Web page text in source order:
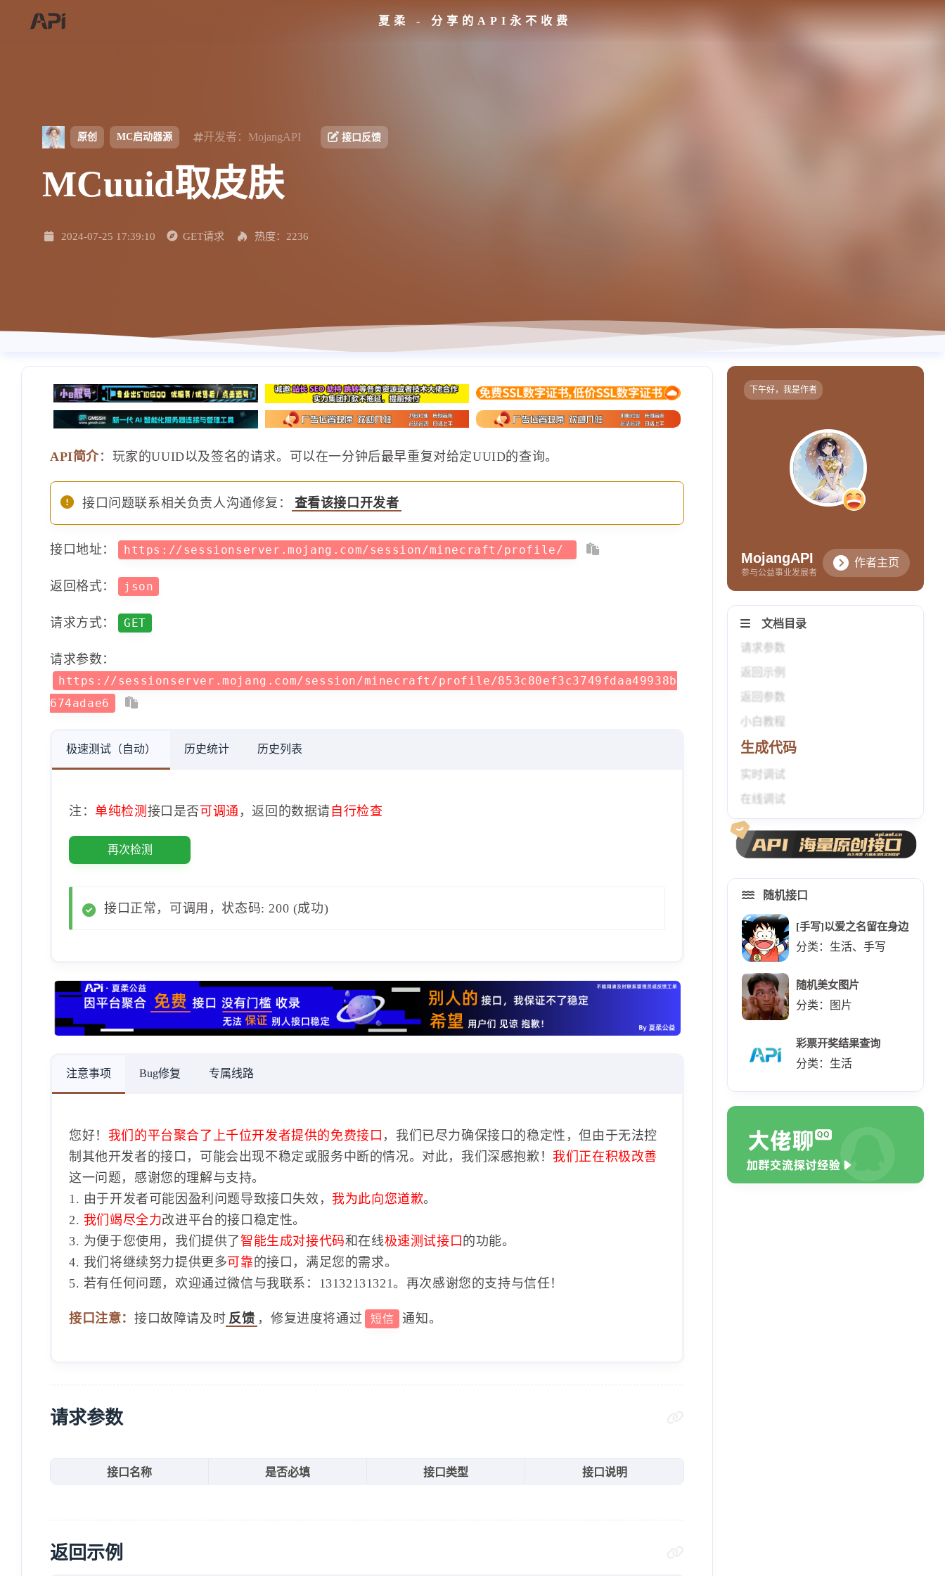
夏柔 - 分享的API永不收费
原创 MC启动器源 开发者：MojangAPI 接口反馈
MCuuid取皮肤
2024-07-25 17:39:10 GET请求 热度：2236
API简介：玩家的UUID以及签名的请求。可以在一分钟后最早重复对给定UUID的查询。
接口问题联系相关负责人沟通修复： 查看该接口开发者
接口地址： https://sessionserver.mojang.com/session/minecraft/profile/
返回格式： json
请求方式： GET
请求参数：
https://sessionserver.mojang.com/session/minecraft/profile/853c80ef3c3749fdaa49938b
674adae6
极速测试（自动） 历史统计 历史列表
注： 单纯检测 接口是否可调通 ，返回的数据请 自行检查
再次检测
接口正常，可调用，状态码: 200 (成功)
注意事项 Bug修复 专属线路
您好！ 我们的平台聚合了上千位开发者提供的免费接口 ，我们已尽力确保接口的稳定性，但由于无法控
制其他开发者的接口，可能会出现不稳定或服务中断的情况。对此，我们深感抱歉！ 我们正在积极改善
这一问题，感谢您的理解与支持。
1. 由于开发者可能因盈利问题导致接口失效， 我为此向您道歉。
2. 我们竭尽全力改进平台的接口稳定性。
3. 为便于您使用，我们提供了智能生成对接代码和在线极速测试接口 的功能。
4. 我们将继续努力提供更多可靠的接口，满足您的需求。
5. 若有任何问题，欢迎通过微信与我联系：13132131321。再次感谢您的支持与信任！
接口注意： 接口故障请及时 反馈 ，修复进度将通过 短信 通知。
请求参数
接口名称 是否必填 接口类型 接口说明
返回示例
下午好，我是作者
作者主页
MojangAPI
参与公益事业发展者
文档目录
请求参数
返回示例
返回参数
小白教程
生成代码
实时调试
在线调试
随机接口
[手写]以爱之名留在身边
分类：生活、手写
随机美女图片
分类：图片
彩票开奖结果查询
分类：生活